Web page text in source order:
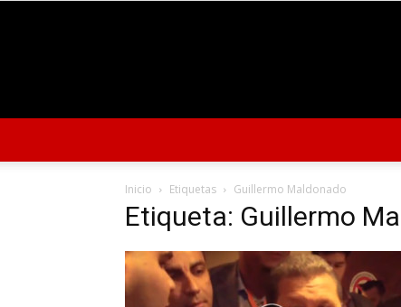
Inicio Etiquetas Guillermo Maldonado
Etiqueta: Guillermo